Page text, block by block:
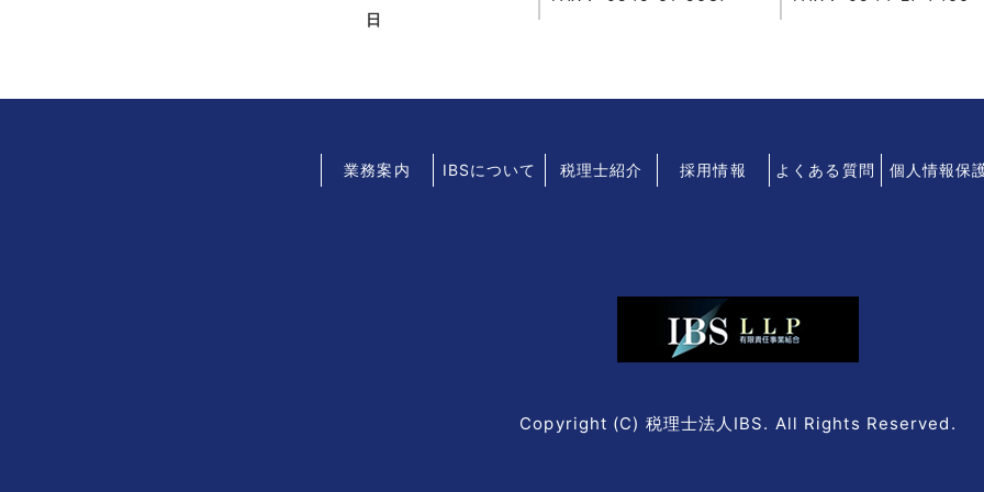
日
業務案内 IBSについて 税理士紹介 採用情報 よくある質問 個人情報保
Copyright (C) 税理士法人IBS. All Rights Reserved.